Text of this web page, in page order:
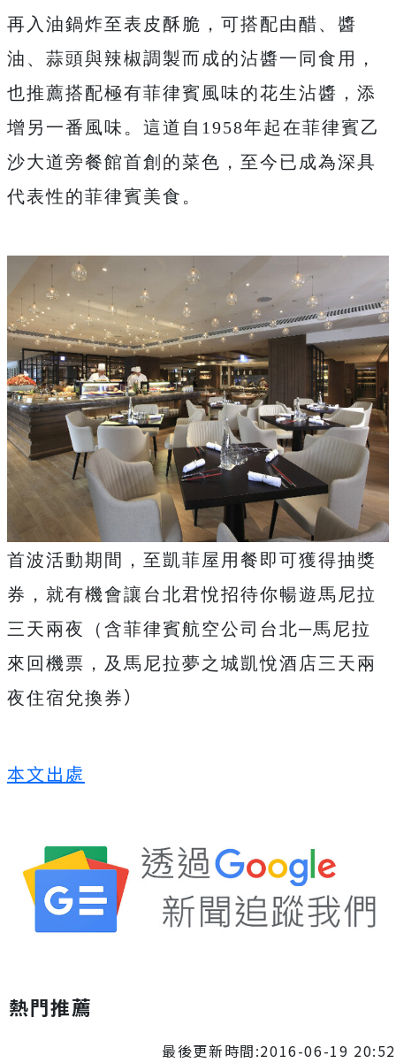
再入油鍋炸至表皮酥脆，可搭配由醋、醬
油、蒜頭與辣椒調製而成的沾醬一同食用，
也推薦搭配極有菲律賓風味的花生沾醬，添
增另一番風味。這道自1958年起在菲律賓乙
沙大道旁餐館首創的菜色，至今已成為深具
代表性的菲律賓美食。
首波活動期間，至凱菲屋用餐即可獲得抽獎
券，就有機會讓台北君悅招待你暢遊馬尼拉
三天兩夜（含菲律賓航空公司台北─馬尼拉
來回機票，及馬尼拉夢之城凱悅酒店三天兩
夜住宿兌換券）
本文出處
熱門推薦
最後更新時間:2016-06-19 20:52